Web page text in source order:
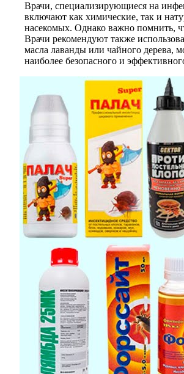
Врачи, специализирующиеся на
включают как химические, так и
насекомых. Однако важно помнить,
Врачи рекомендуют также
масла лаванды или чайного дерева,
наиболее безопасного и